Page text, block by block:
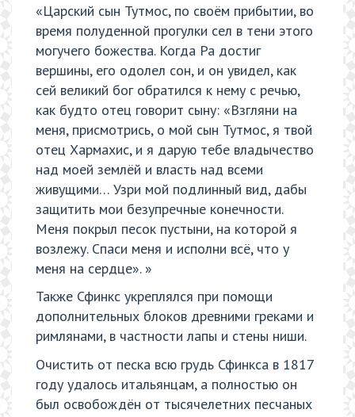
«Царский сын Тутмос, по своём прибытии, во
время полуденной прогулки сел в тени этого
могучего божества. Когда Ра достиг
вершины, его одолел сон, и он увидел, как
сей великий бог обратился к нему с речью,
как будто отец говорит сыну: «Взгляни на
меня, присмотрись, о мой сын Тутмос, я твой
отец Хармахис, и я дарую тебе владычество
над моей землёй и власть над всеми
живущими… Узри мой подлинный вид, дабы
защитить мои безупречные конечности.
Меня покрыл песок пустыни, на которой я
возлежу. Спаси меня и исполни всё, что у
меня на сердце». »
Также Сфинкс укреплялся при помощи
дополнительных блоков древними греками и
римлянами, в частности лапы и стены ниши.
Очистить от песка всю грудь Сфинкса в 1817
году удалось итальянцам, а полностью он
был освобождён от тысячелетних песчаных